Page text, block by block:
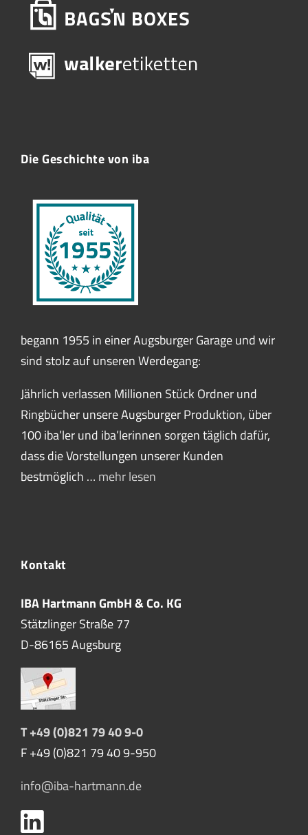
Die Geschichte von iba
begann 1955 in einer Augsburger Garage und wir
sind stolz auf unseren Werdegang:
Jährlich verlassen Millionen Stück Ordner und
Ringbücher unsere Augsburger Produktion, über
100 iba’ler und iba’lerinnen sorgen täglich dafür,
dass die Vorstellungen unserer Kunden
bestmöglich … mehr lesen
Kontakt
IBA Hartmann GmbH & Co. KG
Stätzlinger Straße 77
D-86165 Augsburg
T +49 (0)821 79 40 9-0
F +49 (0)821 79 40 9-950
info@iba-hartmann.de